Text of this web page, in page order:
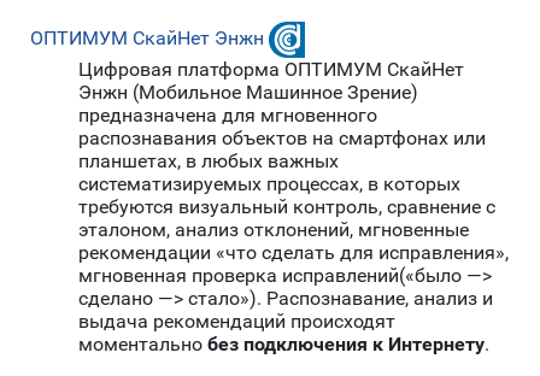
ОПТИМУМ СкайНет Энжн
Цифровая платформа ОПТИМУМ СкайНет
Энжн (Мобильное Машинное Зрение)
предназначена для мгновенного
распознавания объектов на смартфонах или
планшетах, в любых важных
систематизируемых процессах, в которых
требуются визуальный контроль, сравнение с
эталоном, анализ отклонений, мгновенные
рекомендации «что сделать для исправления»,
мгновенная проверка исправлений(«было —>
сделано —> стало»). Распознавание, анализ и
выдача рекомендаций происходят
моментально без подключения к Интернету.